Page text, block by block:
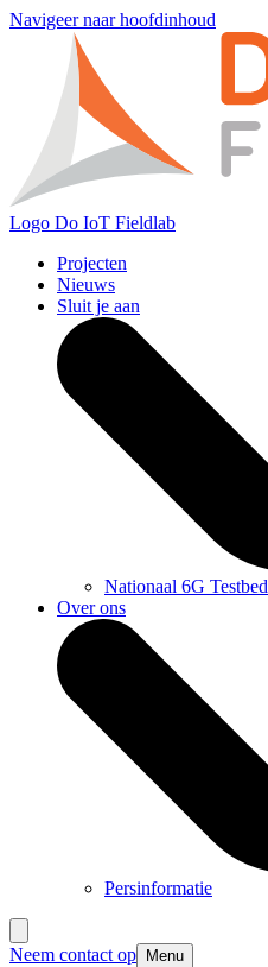
Navigeer naar hoofdinhoud
Logo Do IoT Fieldlab
Projecten
Nieuws
Sluit je aan
Nationaal 6G Testbed
Over ons
Persinformatie
Neem contact op Menu